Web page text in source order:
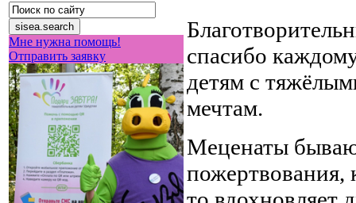
Мне нужна помощь!
Отправить заявку
спасибо
детям с
мечтам.
Меценаты
пожертвования,